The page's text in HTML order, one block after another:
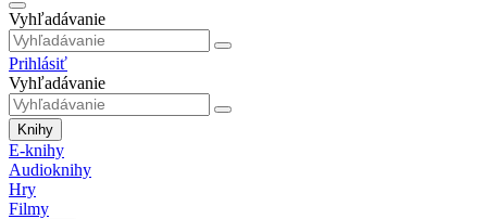
Vyhľadávanie
Prihlásiť
Vyhľadávanie
Knihy
E-knihy
Audioknihy
Hry
Filmy